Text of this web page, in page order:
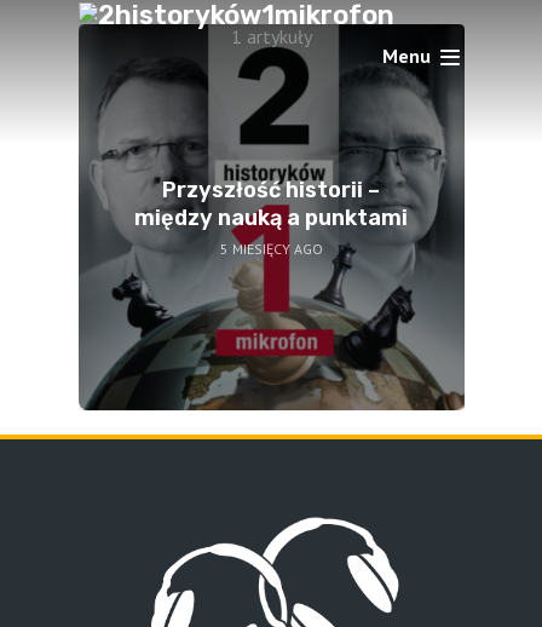
Menu
1 artykuły
Przyszłość historii –
między nauką a punktami
5 MIESIĘCY AGO